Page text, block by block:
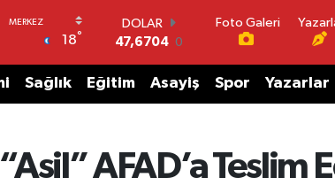
18°
DOLAR
47,6704 0
55,0406 -0.08
6500.87 0.12
BİST100
Foto Galeri
Sağlık Eğitim Asayiş Spor Yazarlar
AFAD’a Teslim